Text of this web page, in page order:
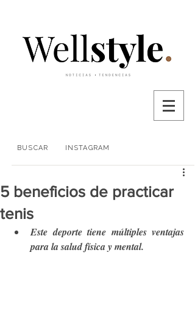
BUSCAR INSTAGRAM
5 beneficios de practicar
tenis
Este deporte tiene múltiples ventajas
para la salud física y mental.